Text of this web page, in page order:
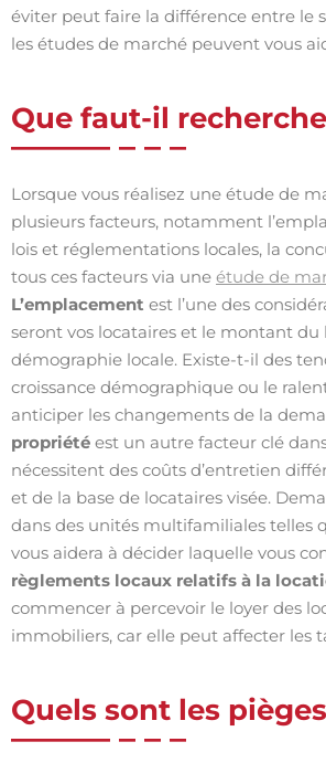
éviter peut faire la différence entre le
les études de marché peuvent vous
Que faut-il
Lorsque vous réalisez une étude de
plusieurs facteurs, notamment
lois et réglementations locales, la
tous ces facteurs via une étude de
L’emplacement est l’une des
seront vos locataires et le montant
démographie locale. Existe-t-il des
croissance démographique ou le
anticiper les changements de la
propriété est un autre facteur clé
nécessitent des coûts d’entretien
et de la base de locataires visée.
dans des unités multifamiliales telles
vous aidera à décider laquelle vous
règlements locaux relatifs à la
commencer à percevoir le loyer des
immobiliers, car elle peut affecter les
Quels sont les